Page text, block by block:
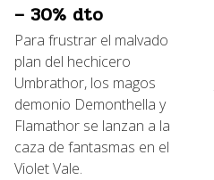
– 30% dto
Para frustrar el malvado
plan del hechicero
Umbrathor, los magos
demonio Demonthella y
Flamathor se lanzan a la
caza de fantasmas en el
Violet Vale.